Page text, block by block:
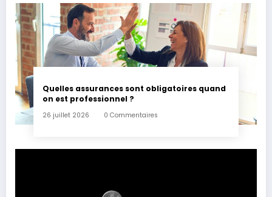
Quelles assurances sont obligatoires quand
on est professionnel ?
26 juillet 2026 0 Commentaires